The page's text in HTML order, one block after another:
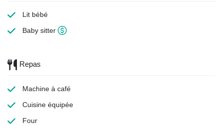
Lit bébé
Baby sitter
Repas
Machine à café
Cuisine équipée
Four